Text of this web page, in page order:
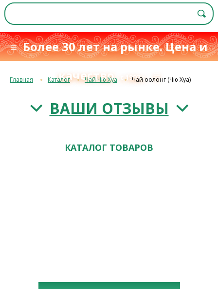
≡ Более 30 лет на рынке. Цена и
качество
с 1993 г.≡
Главная Каталог Чай Чю Хуа Чай оолонг (Чю Хуа)
ВАШИ ОТЗЫВЫ
КАТАЛОГ ТОВАРОВ